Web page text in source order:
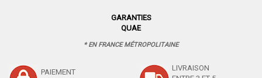
GARANTIES
QUAE
* EN FRANCE MÉTROPOLITAINE
PAIEMENT
LIVRAISON